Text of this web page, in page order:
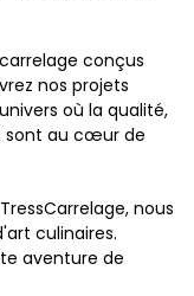
conçus
nos projets
où la qualité,
sont au cœur de
nous
culinaires.
aventure de